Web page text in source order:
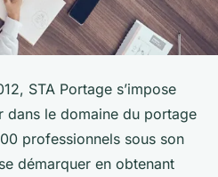
STA Portage s’impose
dans le domaine du portage
professionnels sous son
démarquer en obtenant